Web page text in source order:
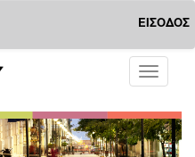
ΕΙΣΟΔΟΣ
Toggle